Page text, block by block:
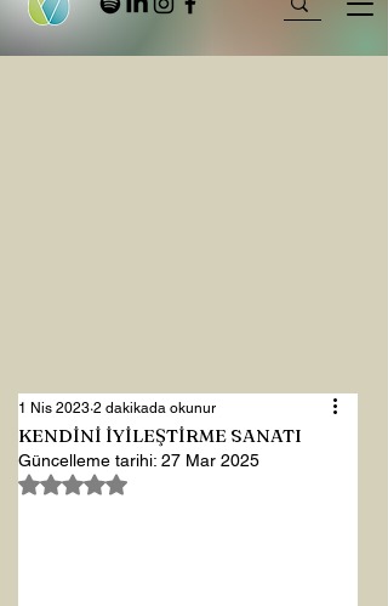
KENDİNİ İYİLEŞTİRME SANATI
1 Nis 2023 2 dakikada okunur
Güncelleme tarihi: 27 Mar 2025
5 üzerinden NaN yıldız